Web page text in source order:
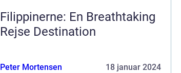
Filippinerne: En Breathtaking
Rejse Destination
Peter Mortensen 18 januar 2024